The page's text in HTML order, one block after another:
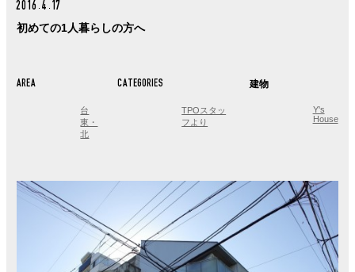
2016.4.17
初めての1人暮らしの方へ
AREA
台
東・
北
CATEGORIES
TPOスタッ
フより
建物
Y's
House